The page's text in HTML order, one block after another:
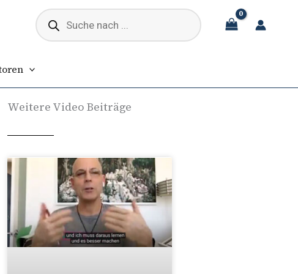
Products
search
Weitere Video Beiträge